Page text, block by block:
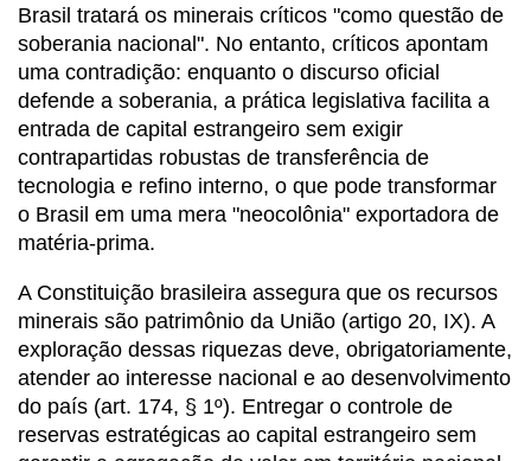
Brasil tratará os minerais críticos "como questão de
soberania nacional". No entanto, críticos apontam
uma contradição: enquanto o discurso oficial
defende a soberania, a prática legislativa facilita a
entrada de capital estrangeiro sem exigir
contrapartidas robustas de transferência de
tecnologia e refino interno, o que pode transformar
o Brasil em uma mera "neocolônia" exportadora de
matéria-prima.
A Constituição brasileira assegura que os recursos
minerais são patrimônio da União (artigo 20, IX). A
exploração dessas riquezas deve, obrigatoriamente,
atender ao interesse nacional e ao desenvolvimento
do país (art. 174, § 1º). Entregar o controle de
reservas estratégicas ao capital estrangeiro sem